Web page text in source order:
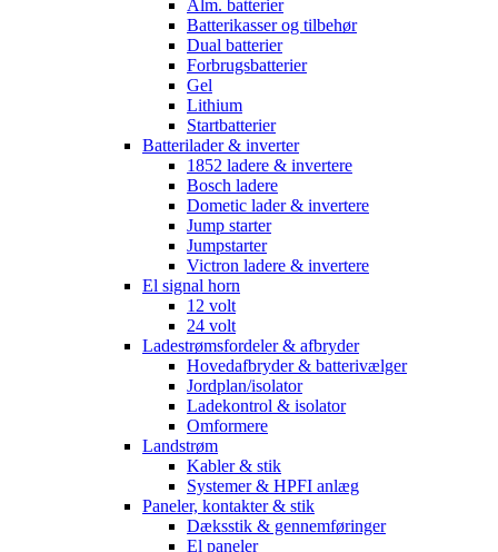
Alm. batterier
Batterikasser og tilbehør
Dual batterier
Forbrugsbatterier
Gel
Lithium
Startbatterier
Batterilader & inverter
1852 ladere & invertere
Bosch ladere
Dometic lader & invertere
Jump starter
Jumpstarter
Victron ladere & invertere
El signal horn
12 volt
24 volt
Ladestrømsfordeler & afbryder
Hovedafbryder & batterivælger
Jordplan/isolator
Ladekontrol & isolator
Omformere
Landstrøm
Kabler & stik
Systemer & HPFI anlæg
Paneler, kontakter & stik
Dæksstik & gennemføringer
El paneler